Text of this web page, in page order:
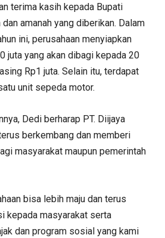
terima kasih kepada Bupati
amanah yang diberikan. Dalam
ini, perusahaan menyiapkan
juta yang akan dibagi kepada 20
Rp1 juta. Selain itu, terdapat
unit sepeda motor.
Dedi berharap PT. Diijaya
berkembang dan memberi
masyarakat maupun pemerintah
bisa lebih maju dan terus
kepada masyarakat serta
dan program sosial yang kami